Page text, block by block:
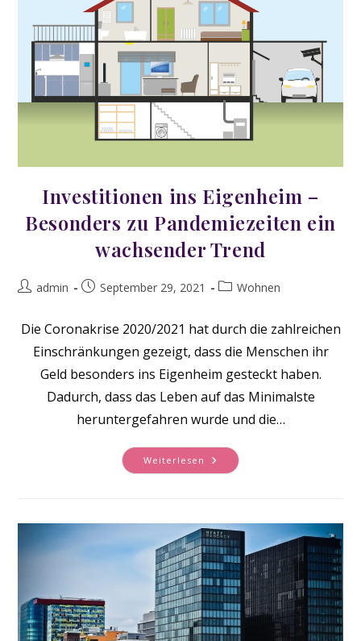
Investitionen ins Eigenheim –
Besonders zu Pandemiezeiten ein
wachsender Trend
Beitrags-
admin
BeitragSeptember 29, 2021
Beitrags-
Wohnen
Die Coronakrise 2020/2021 hat durch die zahlreichen
Einschränkungen gezeigt, dass die Menschen ihr
Geld besonders ins Eigenheim gesteckt haben.
Dadurch, dass das Leben auf das Minimalste
heruntergefahren wurde und die…
Weiterlesen Investitionen
Ins
Pandemiezeiten
Ein
Wachsender
Trend